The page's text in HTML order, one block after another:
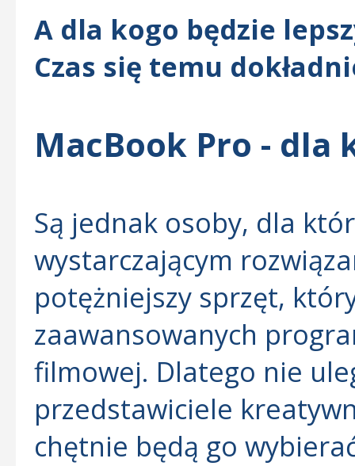
A dla kogo będzie
Czas się temu
MacBook Pro - dla
Są jednak osoby, dla
wystarczającym
potężniejszy sprzęt,
zaawansowanych
filmowej. Dlatego nie
przedstawiciele
chętnie będą go